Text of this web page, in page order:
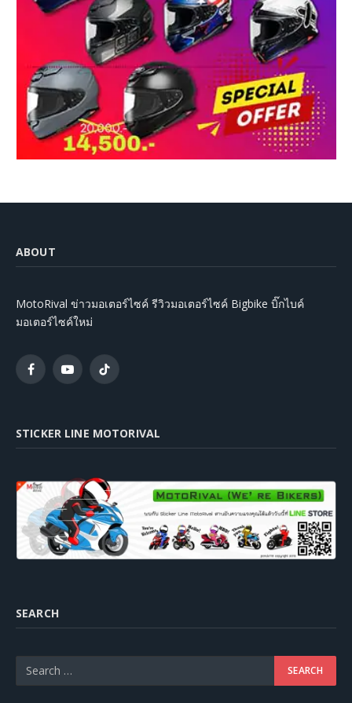
ABOUT
MotoRival ข่าวมอเตอร์ไซค์ รีวิวมอเตอร์ไซค์ Bigbike บิ๊กไบค์
มอเตอร์ไซค์ใหม่
FacebookYouTubeTikTok
STICKER LINE MOTORIVAL
SEARCH